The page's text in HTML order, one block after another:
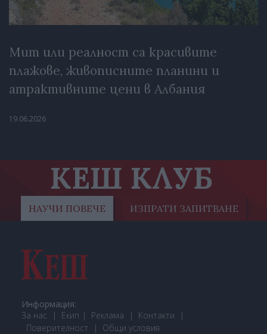
Мит или реалност са красивите
плажове, живописните планини и
атрактивните цени в Албания
19.06.2026
КЕШ КЛУБ
НАУЧИ ПОВЕЧЕ ИЗПРАТИ ЗАПИТВАНЕ
Информация:
За нас
Екип Реклама
Контакти
Поверителност
Общи условия